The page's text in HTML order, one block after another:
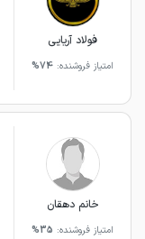
فولاد آریایی
امتیاز فروشنده: 74%
خانم دهقان
امتیاز فروشنده: 35%